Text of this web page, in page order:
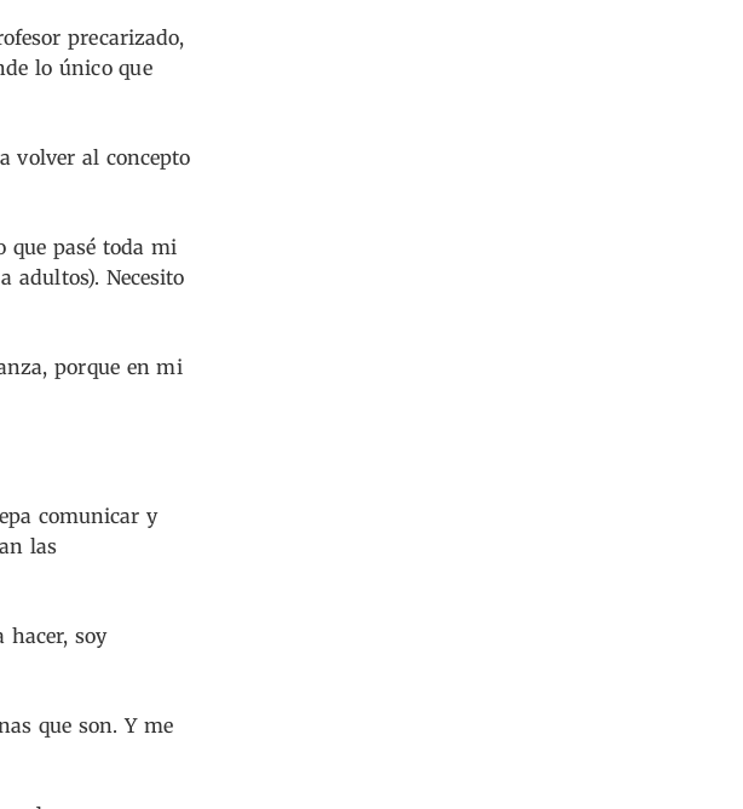
precarizado,
lo único que
volver al concepto
que pasé toda mi
adultos). Necesito
porque en mi
comunicar y
las
hacer, soy
que son. Y me